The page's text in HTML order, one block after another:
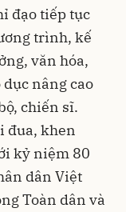
đạo tiếp tục
trình, kế
văn hóa,
nâng cao
chiến sĩ.
đua, khen
kỷ niệm 80
dân Việt
Toàn dân và